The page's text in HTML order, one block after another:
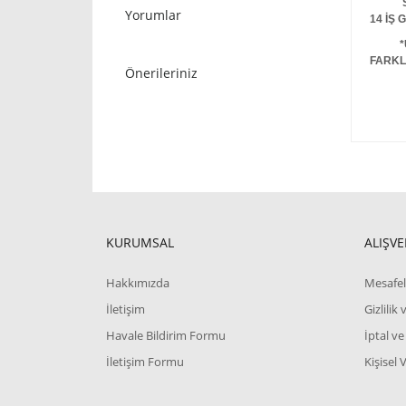
Yorumlar
Önerileriniz
14 İŞ
KURUMSAL
Hakkımızda
İletişim
Havale Bildirim Formu
İletişim Formu
Gizlilik
İptal ve
Kişisel